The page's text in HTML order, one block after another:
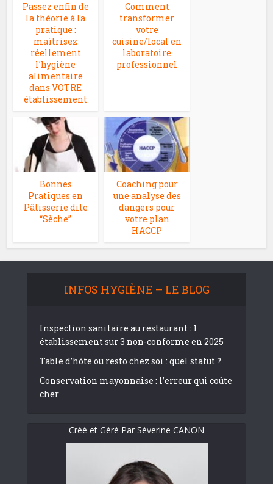
Passez enfin de
la théorie à la
pratique :
maîtrisez
réellement
l’hygiène
alimentaire
dans VOTRE
établissement
Comment
transformer
votre
cuisine/local en
laboratoire
professionnel
Bonnes
Pratiques en
Pâtisserie dite
“Sèche”
Coaching pour
une analyse des
dangers pour
votre plan
HACCP
INFOS HYGIÈNE – LE BLOG
Inspection sanitaire au restaurant : 1
établissement sur 3 non-conforme en 2025
Table d’hôte ou resto chez soi : quel statut ?
Conservation mayonnaise : l’erreur qui coûte
cher
Créé et Géré Par Séverine CANON